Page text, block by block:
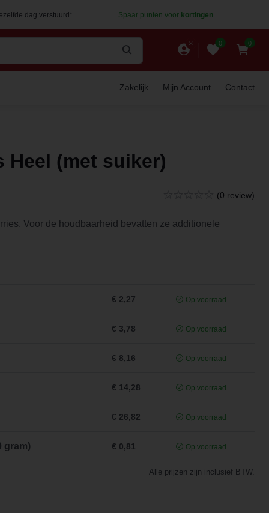
dag verstuurd* Spaar punten voor kortingen
0 0
Zakelijk Mijn Account Contact
Heel (met suiker)
(0 review)
Voor de houdbaarheid bevatten ze additionele
€ 2,27 Op voorraad
€ 3,78 Op voorraad
€ 8,16 Op voorraad
€ 14,28 Op voorraad
€ 26,82 Op voorraad
gram) € 0,81 Op voorraad
Alle prijzen zijn inclusief BTW.